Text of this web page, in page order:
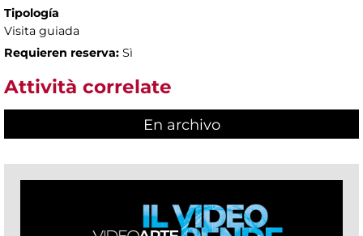
Tipología
Visita guiada
Requieren reserva: Sì
Attività correlate
En archivo